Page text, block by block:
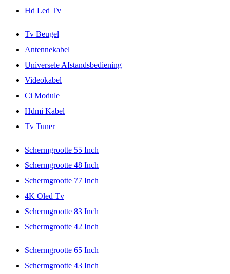
Hd Led Tv
Tv Beugel
Antennekabel
Universele Afstandsbediening
Videokabel
Ci Module
Hdmi Kabel
Tv Tuner
Schermgrootte 55 Inch
Schermgrootte 48 Inch
Schermgrootte 77 Inch
4K Oled Tv
Schermgrootte 83 Inch
Schermgrootte 42 Inch
Schermgrootte 65 Inch
Schermgrootte 43 Inch